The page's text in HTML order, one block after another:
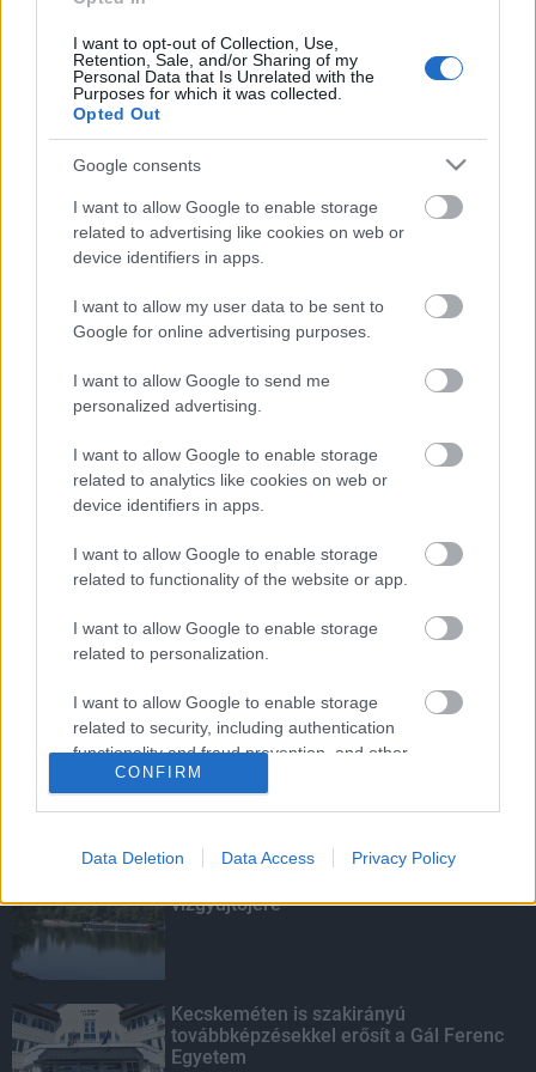
I want to opt-out of Collection, Use,
Retention, Sale, and/or Sharing of my
Personal Data that Is Unrelated with the
Purposes for which it was collected.
Opted Out
Google consents
I want to allow Google to enable storage
related to advertising like cookies on web or
device identifiers in apps.
I want to allow my user data to be sent to
Google for online advertising purposes.
I want to allow Google to send me
personalized advertising.
I want to allow Google to enable storage
related to analytics like cookies on web or
device identifiers in apps.
I want to allow Google to enable storage
related to functionality of the website or app.
I want to allow Google to enable storage
related to personalization.
I want to allow Google to enable storage
related to security, including authentication
functionality and fraud prevention, and other
user protection.
CONFIRM
Data Deletion Data Access Privacy Policy
HIRDETÉS
HIRDETÉS
LEGOLVASOTTABB
Indul a diákok pénzügyi ismereteit
erősítő Pénz7 programsorozat
Budapest-Pécs, Budapest-Szolnok:
gyorsabb és biztonságosabb lett a vasút
másodfokúra csökken a riasztás
vízgyűjtőjére
Kecskeméten is szakirányú
továbbképzésekkel erősít a Gál Ferenc
Egyetem